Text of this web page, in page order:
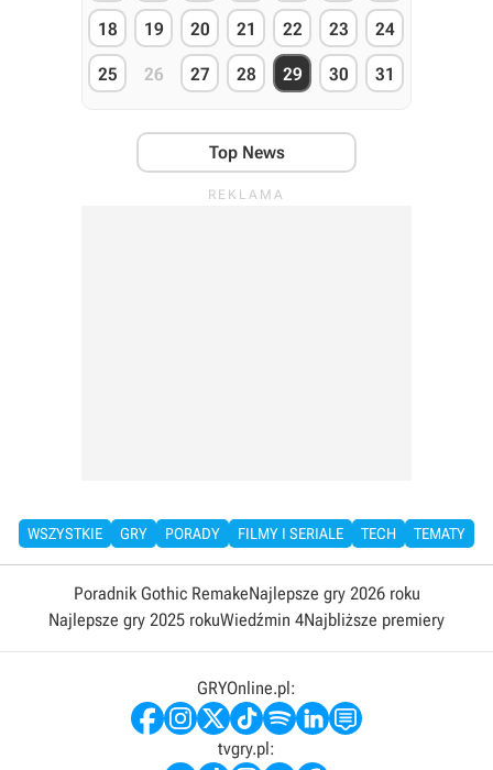
18 19 20 21 22 23 24
25 26 27 28 29 30 31
Top News
WSZYSTKIE GRY PORADY FILMY I SERIALE TECH TEMATY
Poradnik Gothic RemakeNajlepsze gry 2026 roku
Najlepsze gry 2025 rokuWiedźmin 4Najbliższe premiery
GRYOnline.pl:
tvgry.pl: